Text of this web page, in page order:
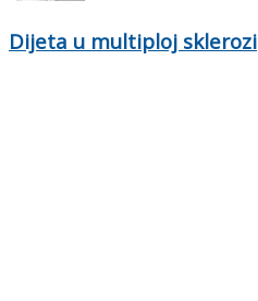
Dijeta u multiploj sklerozi